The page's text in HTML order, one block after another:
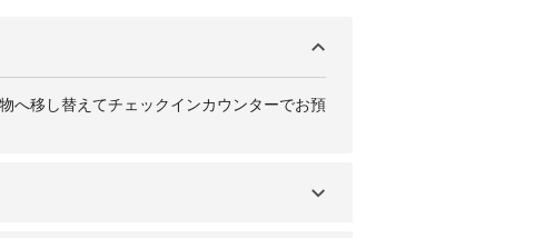
へ移し替えてチェックインカウンターでお預